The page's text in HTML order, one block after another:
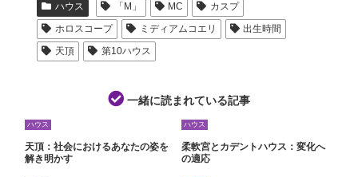
ハウス 「M」 MC
カスプ
ホロスコープ
ミディアムコエリ
出生時間
天頂
第10ハウス
一緒に読まれている記事
ハウス
天頂：社会におけるあなたの姿を
解き明かす
ハウス
柔軟宮とカデントハウス：変化へ
の適応